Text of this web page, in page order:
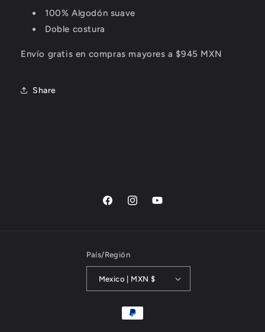
100% Algodón suave
Doble costura
Envío gratis en compras mayores a $945 MXN
Share
FacebookInstagramYouTube
País/Región
Mexico | MXN $
Payment
methods